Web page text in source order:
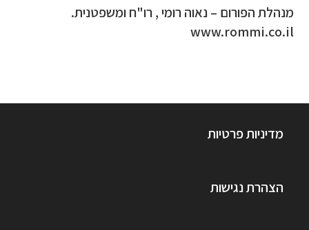
מנהלת הפורום – נאוה רומי , רו"ח ומשפטנית.
www.rommi.co.il
מדיניות פרטיות
הצהרת נגישות